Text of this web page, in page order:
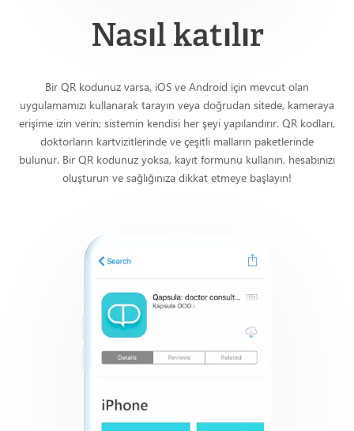
Nasıl katılır
Bir QR kodunuz varsa, iOS ve Android için mevcut olan
uygulamamızı kullanarak tarayın veya doğrudan sitede, kameraya
erişime izin verin; sistemin kendisi her şeyi yapılandırır. QR kodları,
doktorların kartvizitlerinde ve çeşitli malların paketlerinde
bulunur. Bir QR kodunuz yoksa, kayıt formunu kullanın, hesabınızı
oluşturun ve sağlığınıza dikkat etmeye başlayın!